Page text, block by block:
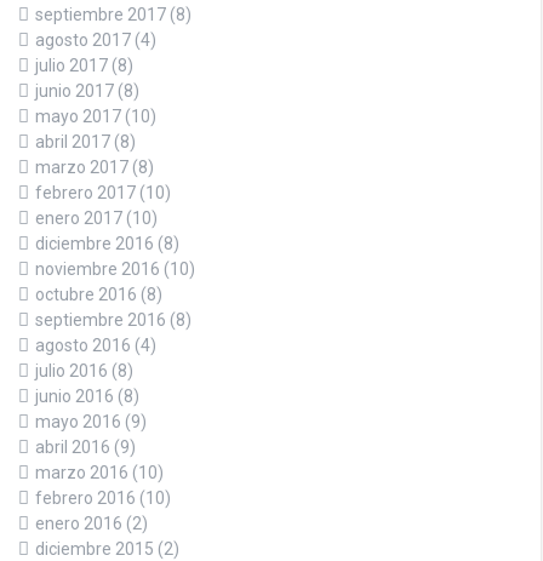
septiembre 2017 (8)
agosto 2017 (4)
julio 2017 (8)
junio 2017 (8)
mayo 2017 (10)
abril 2017 (8)
marzo 2017 (8)
febrero 2017 (10)
enero 2017 (10)
diciembre 2016 (8)
noviembre 2016 (10)
octubre 2016 (8)
septiembre 2016 (8)
agosto 2016 (4)
julio 2016 (8)
junio 2016 (8)
mayo 2016 (9)
abril 2016 (9)
marzo 2016 (10)
febrero 2016 (10)
enero 2016 (2)
diciembre 2015 (2)